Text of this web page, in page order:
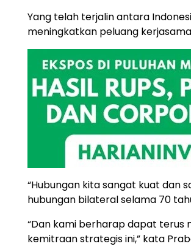
Yang telah terjalin antara
meningkatkan peluang
“Hubungan kita sangat kuat dan
hubungan bilateral selama 70
“Dan kami berharap dapat
kemitraan strategis ini,” kata